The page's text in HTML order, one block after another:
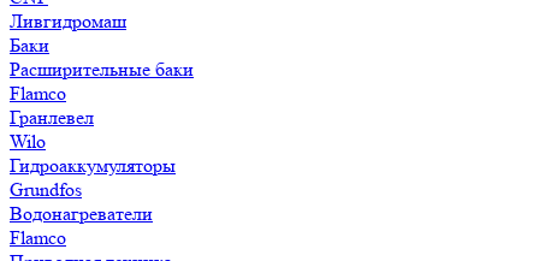
Ливгидромаш
Баки
Расширительные баки
Flamco
Гранлевел
Wilo
Гидроаккумуляторы
Grundfos
Водонагреватели
Flamco